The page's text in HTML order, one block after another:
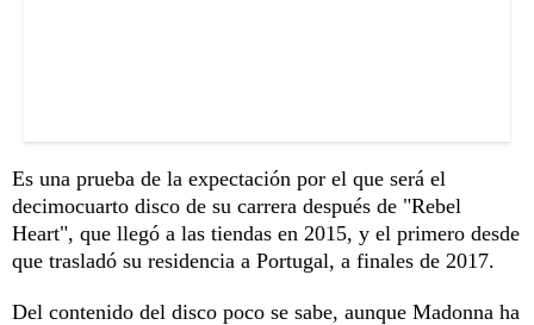
Es una prueba de la expectación por el que será el
decimocuarto disco de su carrera después de "Rebel
Heart", que llegó a las tiendas en 2015, y el primero desde
que trasladó su residencia a Portugal, a finales de 2017.
Del contenido del disco poco se sabe, aunque Madonna ha